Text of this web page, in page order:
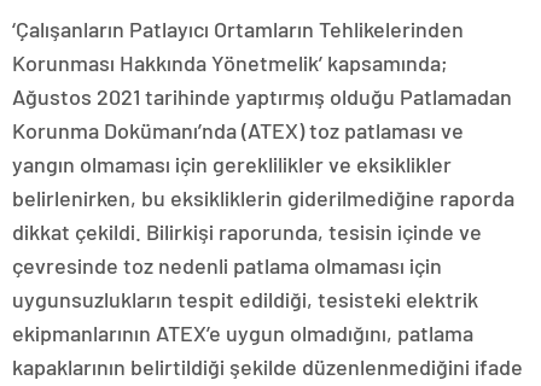
‘Çalışanların Patlayıcı Ortamların Tehlikelerinden
Korunması Hakkında Yönetmelik’ kapsamında;
Ağustos 2021 tarihinde yaptırmış olduğu Patlamadan
Korunma Dokümanı’nda (ATEX) toz patlaması ve
yangın olmaması için gereklilikler ve eksiklikler
belirlenirken, bu eksikliklerin giderilmediğine raporda
dikkat çekildi. Bilirkişi raporunda, tesisin içinde ve
çevresinde toz nedenli patlama olmaması için
uygunsuzlukların tespit edildiği, tesisteki elektrik
ekipmanlarının ATEX’e uygun olmadığını, patlama
kapaklarının belirtildiği şekilde düzenlenmediğini ifade